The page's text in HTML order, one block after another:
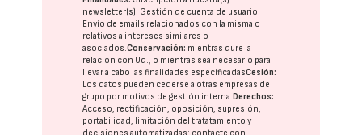
newsletter(s). Gestión de cuenta de usuario.
Envío de emails relacionados con la misma o
relativos a intereses similares o
asociados.Conservación: mientras dure la
relación con Ud., o mientras sea necesario para
llevar a cabo las finalidades especificadasCesión:
Los datos pueden cederse a otras empresas del
grupo por motivos de gestión interna. Derechos:
Acceso, rectificación, oposición, supresión,
portabilidad, limitación del tratatamiento y